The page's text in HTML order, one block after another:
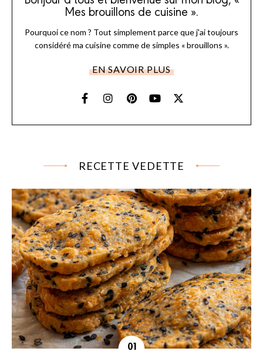
Mes brouillons de cuisine ».
Pourquoi ce nom ? Tout simplement parce que j'ai toujours
considéré ma cuisine comme de simples « brouillons ».
EN SAVOIR PLUS
RECETTE VEDETTE